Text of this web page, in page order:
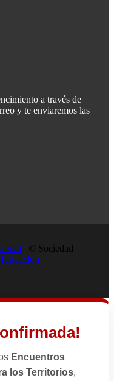
a través de
y te enviaremos las
SCI | © Sociedad
Encuentros
los Territorios,